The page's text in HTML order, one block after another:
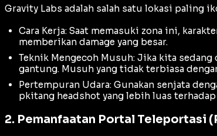
Gravity Labs adalah salah satu lokasi paling
Cara Kerja: Saat memasuki zona ini,
memberikan damage yang besar.
Teknik Mengecoh Musuh: Jika kita
gantung. Musuh yang tidak terbiasa
Pertempuran Udara: Gunakan senjata
pkitang headshot yang lebih luas
2. Pemanfaatan Portal Teleportasi